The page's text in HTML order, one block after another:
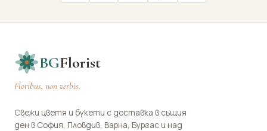
BGFlorist
Floribus, non verbis.
Свежи цветя и букети с доставка в същия
ден в София, Пловдив, Варна, Бургас и над